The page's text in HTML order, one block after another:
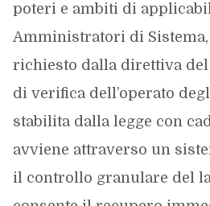
poteri e ambiti di
Amministratori di
richiesto dalla direttiva del
di verifica dell’operato
stabilita dalla legge con
avviene attraverso un
il controllo granulare del